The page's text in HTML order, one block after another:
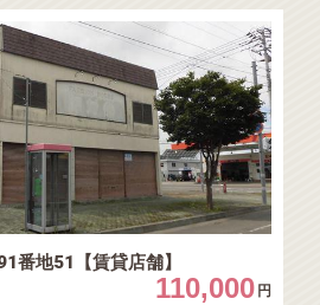
番地51【賃貸店舗】
110,000 円